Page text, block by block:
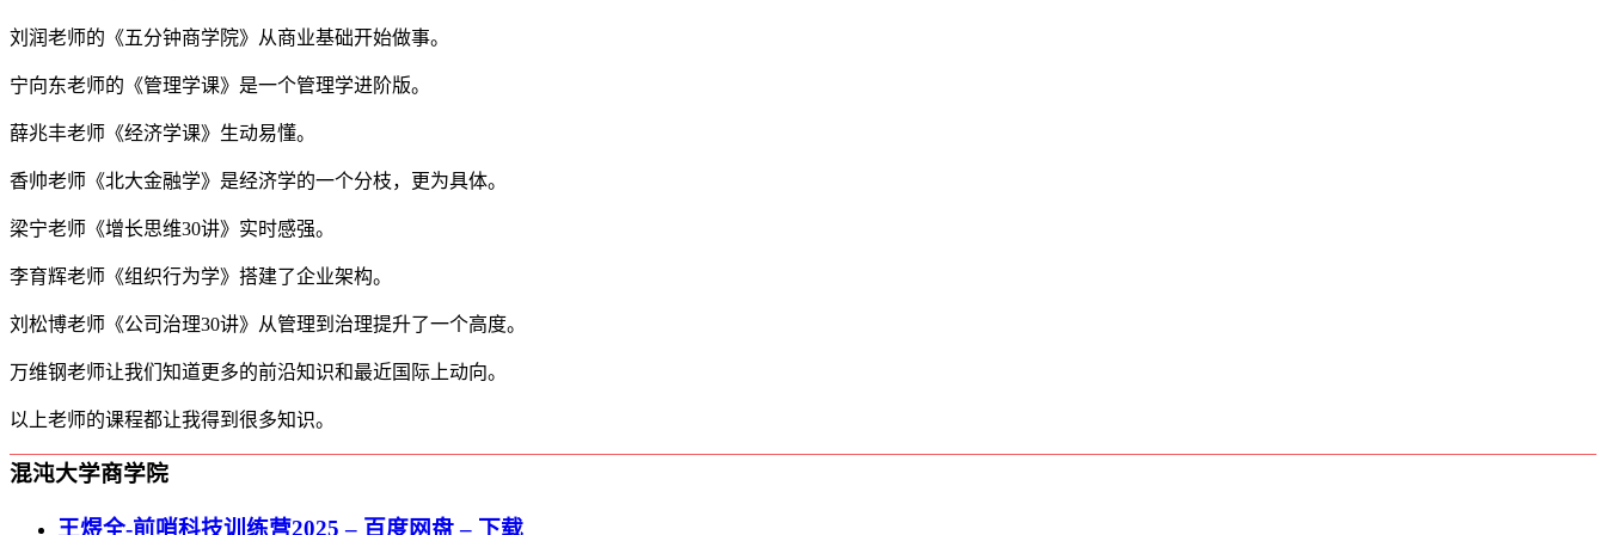
刘润老师的《五分钟商学院》从商业基础开始做事。
宁向东老师的《管理学课》是一个管理学进阶版。
薛兆丰老师《经济学课》生动易懂。
香帅老师《北大金融学》是经济学的一个分枝，更为具体。
梁宁老师《增长思维30讲》实时感强。
李育辉老师《组织行为学》搭建了企业架构。
刘松博老师《公司治理30讲》从管理到治理提升了一个高度。
万维钢老师让我们知道更多的前沿知识和最近国际上动向。
以上老师的课程都让我得到很多知识。
混沌大学商学院
王煜全-前哨科技训练营2025 – 百度网盘 – 下载